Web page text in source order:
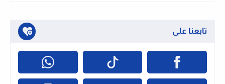
تابعنا على